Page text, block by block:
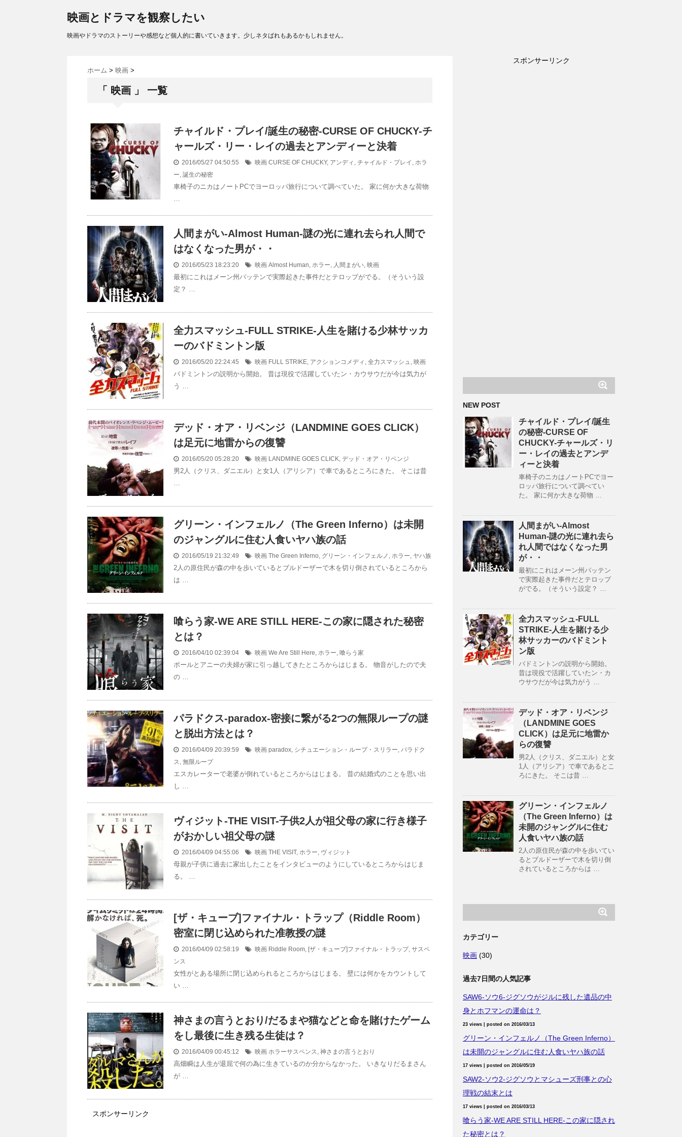
映画とドラマを観察したい
映画やドラマのストーリーや感想など個人的に書いていきます。少しネタばれもあるかもしれません。
ホーム > 映画 >
「 映画 」 一覧
チャイルド・プレイ/誕生の秘密-CURSE OF CHUCKY-チ
ャールズ・リー・レイの過去とアンディーと決着
2016/05/27 04:50:55 映画 CURSE OF CHUCKY, アンディ , チャイルド・プレイ , ホラ
ー, 誕生の秘密
車椅子のニカはノートPCでヨーロッパ旅行について調べていた。 家に何か大きな荷物
…
人間まがい-Almost Human-謎の光に連れ去られ人間で
はなくなった男が・・
2016/05/23 18:23:20 映画 Almost Human, ホラー, 人間まがい, 映画
最初にこれはメーン州パッテンで実際起きた事件だとテロップがでる。（そういう設
定？ …
全力スマッシュ-FULL STRIKE-人生を賭ける少林サッカ
ーのバドミントン版
2016/05/20 22:24:45 映画 FULL STRIKE, アクションコメディ , 全力スマッシュ , 映画
バドミントンの説明から開始。 昔は現役で活躍していたン・カウサウだが今は気力が
う …
デッド・オア・リベンジ（LANDMINE GOES CLICK）
は足元に地雷からの復讐
2016/05/20 05:28:20 映画 LANDMINE GOES CLICK, デッド・オア・リベンジ
男2人（クリス、ダニエル）と女1人（アリシア）で車であるところにきた。 そこは昔
…
グリーン・インフェルノ（The Green Inferno）は未開
のジャングルに住む人食いヤハ族の話
2016/05/19 21:32:49 映画 The Green Inferno, グリーン・インフェルノ , ホラー, ヤハ族
2人の原住民が森の中を歩いているとブルドーザーで木を切り倒されているところから
は …
喰らう家-WE ARE STILL HERE-この家に隠された秘密
とは？
2016/04/10 02:39:04 映画 We Are Still Here, ホラー, 喰らう家
ポールとアニーの夫婦が家に引っ越してきたところからはじまる。 物音がしたので夫
の …
パラドクス-paradox-密接に繋がる2つの無限ループの謎
と脱出方法とは？
2016/04/09 20:39:59 映画 paradox, シチュエーション・ループ・スリラー, パラドク
ス, 無限ループ
エスカレーターで老婆が倒れているところからはじまる。 昔の結婚式のことを思い出
し …
ヴィジット-THE VISIT-子供2人が祖父母の家に行き様子
がおかしい祖父母の謎
2016/04/09 04:55:06 映画 THE VISIT, ホラー, ヴィジット
母親が子供に過去に家出したことをインタビューのようにしているところからはじま
る。 …
[ザ・キューブ]ファイナル・トラップ（Riddle Room）
密室に閉じ込められた准教授の謎
2016/04/09 02:58:19 映画 Riddle Room, [ザ・キューブ]ファイナル・トラップ, サスペ
ンス
女性がとある場所に閉じ込められるところからはじまる。 壁には何かをカウントして
い …
神さまの言うとおり/だるまや猫などと命を賭けたゲーム
をし最後に生き残る生徒は？
2016/04/09 00:45:12 映画 ホラーサスペンス, 神さまの言うとおり
高畑瞬は人生が退屈で何の為に生きているのか分からなかった。 いきなりだるまさん
が …
スポンサーリンク
スポンサーリンク
NEW POST
チャイルド・プレイ/誕生
の秘密-CURSE OF
CHUCKY-チャールズ・リ
ー・レイの過去とアンデ
ィーと決着
車椅子のニカはノートPCでヨー
ロッパ旅行について調べてい
た。 家に何か大きな荷物 …
人間まがい-Almost
Human-謎の光に連れ去ら
れ人間ではなくなった男
が・・
最初にこれはメーン州パッテン
で実際起きた事件だとテロップ
がでる。（そういう設定？ …
全力スマッシュ-FULL
STRIKE-人生を賭ける少
林サッカーのバドミント
ン版
バドミントンの説明から開始。
昔は現役で活躍していたン・カ
ウサウだが今は気力がう …
デッド・オア・リベンジ
（LANDMINE GOES
CLICK）は足元に地雷か
らの復讐
男2人（クリス、ダニエル）と女
1人（アリシア）で車であるとこ
ろにきた。 そこは昔 …
グリーン・インフェルノ
（The Green Inferno）は
未開のジャングルに住む
人食いヤハ族の話
2人の原住民が森の中を歩いてい
るとブルドーザーで木を切り倒
されているところからは …
カテゴリー
映画 (30)
過去7日間の人気記事
SAW6-ソウ6-ジグソウがジルに残した遺品の中
身とホフマンの運命は？
23 views posted on 2016/03/13
グリーン・インフェルノ（The Green Inferno）
は未開のジャングルに住む人食いヤハ族の話
17 views posted on 2016/05/19
SAW2-ソウ2-ジグソウとマシューズ刑事との心
理戦の結末とは
17 views posted on 2016/03/13
喰らう家-WE ARE STILL HERE-この家に隠され
た秘密とは？